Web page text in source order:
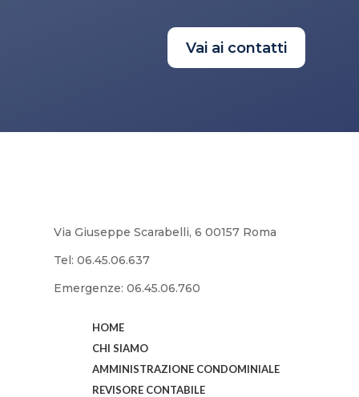
Vai ai contatti
Via Giuseppe Scarabelli, 6 00157 Roma
Tel: 06.45.06.637
Emergenze: 06.45.06.760
HOME
CHI SIAMO
AMMINISTRAZIONE CONDOMINIALE
REVISORE CONTABILE